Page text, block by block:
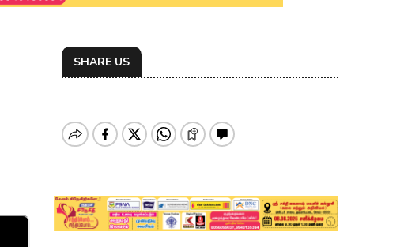
SHARE US